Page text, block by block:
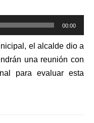
00:00
el alcalde dio a
una reunión con
para evaluar esta